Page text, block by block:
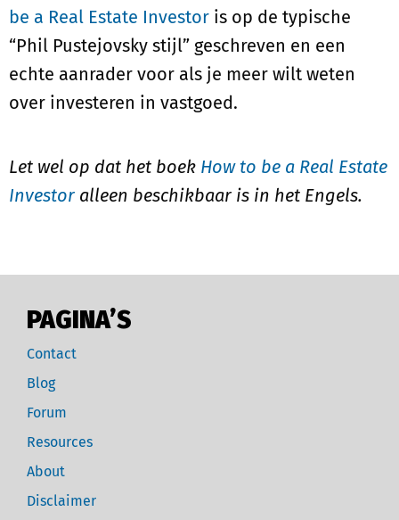
be a Real Estate Investor is op de typische
“Phil Pustejovsky stijl” geschreven en een
echte aanrader voor als je meer wilt weten
over investeren in vastgoed.
Let wel op dat het boek How to be a Real Estate
Investor alleen beschikbaar is in het Engels.
PAGINA’S
Contact
Blog
Forum
Resources
About
Disclaimer